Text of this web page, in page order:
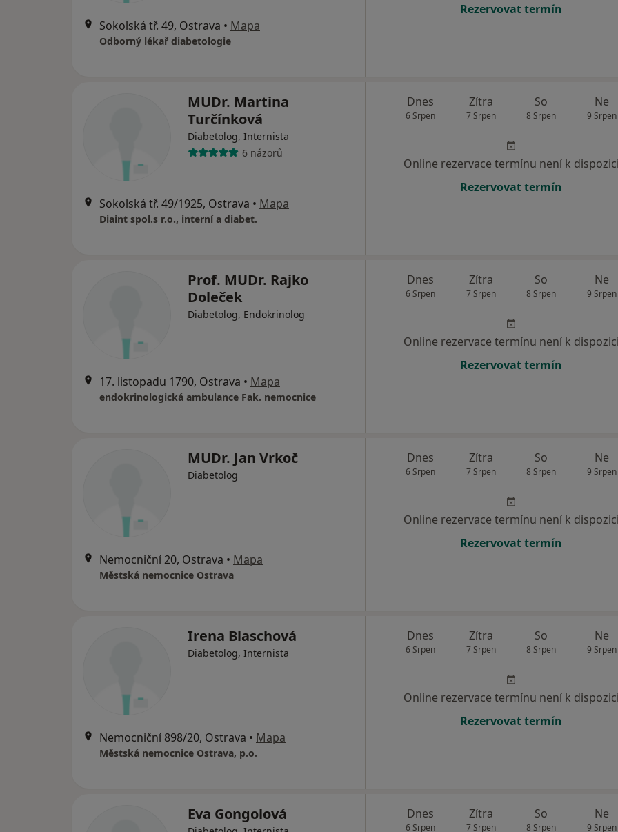
Sokolská tř. 49, Ostrava • Mapa
Odborný lékař diabetologie
Rezervovat termín
MUDr. Martina
Turčínková
Diabetolog, Internista
6 názorů
Sokolská tř. 49/1925, Ostrava • Mapa
Diaint spol.s r.o., interní a diabet.
Dnes
6 Srpen
Zítra
7 Srpen
So
8 Srpen
Ne
9 Srpen
Online rezervace termínu není k dispozici
Rezervovat termín
Prof. MUDr. Rajko
Doleček
Diabetolog, Endokrinolog
17. listopadu 1790, Ostrava • Mapa
endokrinologická ambulance Fak. nemocnice
Dnes
6 Srpen
Zítra
7 Srpen
So
8 Srpen
Ne
9 Srpen
Online rezervace termínu není k dispozici
Rezervovat termín
MUDr. Jan Vrkoč
Diabetolog
Nemocniční 20, Ostrava • Mapa
Městská nemocnice Ostrava
Dnes
6 Srpen
Zítra
7 Srpen
So
8 Srpen
Ne
9 Srpen
Online rezervace termínu není k dispozici
Rezervovat termín
Irena Blaschová
Diabetolog, Internista
Nemocniční 898/20, Ostrava • Mapa
Městská nemocnice Ostrava, p.o.
Dnes
6 Srpen
Zítra
7 Srpen
So
8 Srpen
Ne
9 Srpen
Online rezervace termínu není k dispozici
Rezervovat termín
Eva Gongolová Dnes
6 Srpen
Zítra
7 Srpen
So
8 Srpen
Ne
9 Srpen